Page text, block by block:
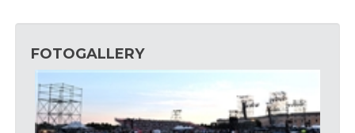
FOTOGALLERY